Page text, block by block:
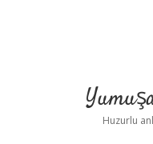
Huzurlu